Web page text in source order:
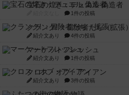
宝石の煌き：デュエル 偽造者
1件の投稿
クランク! ：冒険者たち（拡張）
紹介文あり 4件の投稿
マーケットフレッシュ
紹介文あり 1件の投稿
クロス・オブ・アイアン
紹介文あり 3件の投稿